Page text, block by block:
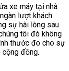
xe máy tại nhà
lượt khách
sự hài lòng sau
tôi đó không
thước đo cho sự
cộng đồng.